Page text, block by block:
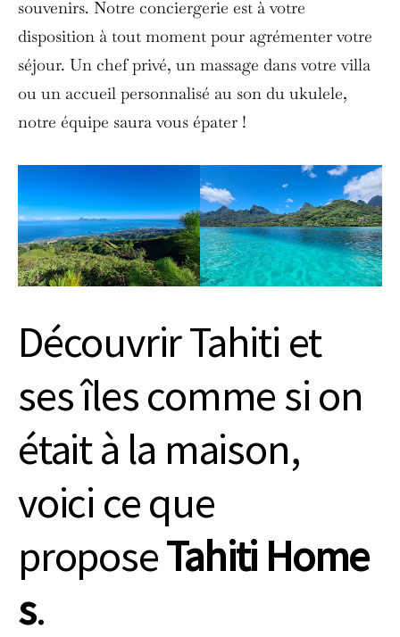
souvenirs. Notre conciergerie est à votre
disposition à tout moment pour agrémenter votre
séjour. Un chef privé, un massage dans votre villa
ou un accueil personnalisé au son du ukulele,
notre équipe saura vous épater !
Découvrir Tahiti et
ses îles comme si on
était à la maison,
voici ce que
proposeTahiti Home
s.